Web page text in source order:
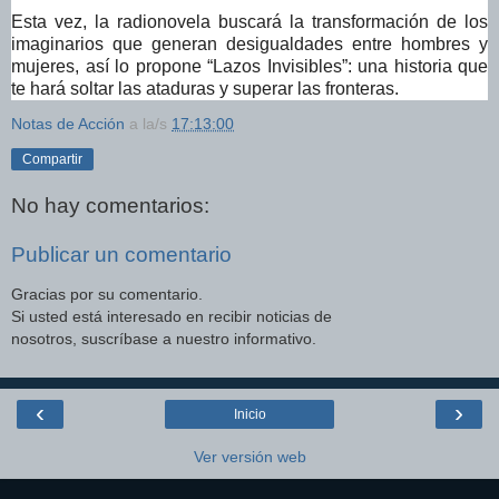
Esta vez, la radionovela buscará la transformación de los
imaginarios que generan desigualdades entre hombres y
mujeres, así lo propone “Lazos Invisibles”: una historia que
te hará soltar las ataduras y superar las fronteras.
Notas de Acción a la/s 17:13:00
Compartir
No hay comentarios:
Publicar un comentario
Gracias por su comentario.
Si usted está interesado en recibir noticias de
nosotros, suscríbase a nuestro informativo.
‹ ›
Inicio
Ver versión web